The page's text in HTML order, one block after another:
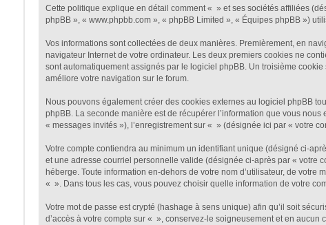
Cette politique explique en détail comment « » et ses sociétés affiliées
phpBB », « www.phpbb.com », « phpBB Limited », « Équipes phpBB »)
Vos informations sont collectées de deux manières. Premièrement, en
navigateur Internet de votre ordinateur. Les deux premiers cookies ne
sont automatiquement assignés par le logiciel phpBB. Un troisième
améliore votre navigation sur le forum.
Nous pouvons également créer des cookies externes au logiciel phpBB
phpBB. La seconde manière est de récupérer l’information que vous
« messages invités »), l’enregistrement sur « » (désignée ici par « votre
Votre compte contiendra au minimum un identifiant unique (désigné ci-
et une adresse courriel personnelle valide (désignée ci-après par « votre
héberge. Toute information en-dehors de votre nom d’utilisateur, de
« ». Dans tous les cas, vous pouvez choisir quelle information de votre
Votre mot de passe est crypté (hashage à sens unique) afin qu’il soit
d’accès à votre compte sur « », conservez-le soigneusement et en